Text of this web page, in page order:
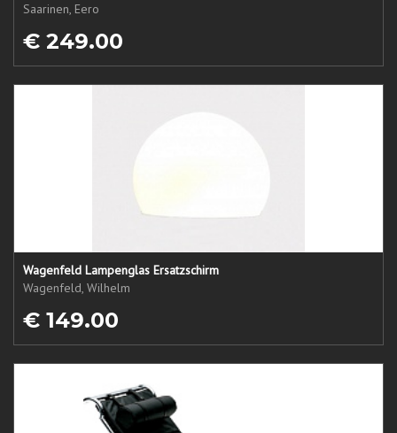
Saarinen, Eero
€ 249.00
Wagenfeld Lampenglas Ersatzschirm
Wagenfeld, Wilhelm
€ 149.00